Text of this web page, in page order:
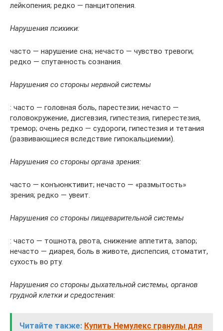
лейкопения; редко — панцитопения.
Нарушения психики:
часто — нарушение сна; нечасто — чувство тревоги;
редко — спутанность сознания.
Нарушения со стороны нервной системы
: часто — головная боль, парестезии; нечасто —
головокружение, дисгевзия, гипестезия, гиперестезия,
тремор; очень редко — судороги, гипестезия и тетания
(развивающиеся вследствие гипокальциемии).
Нарушения со стороны органа зрения:
часто — конъюнктивит; нечасто — «размытость»
зрения; редко — увеит.
Нарушения со стороны пищеварительной системы
: часто — тошнота, рвота, снижение аппетита, запор;
нечасто — диарея, боль в животе, диспепсия, стоматит,
сухость во рту.
Нарушения со стороны дыхательной системы, органов
грудной клетки и средостения:
Читайте также: Купить Немулекс гранулы для